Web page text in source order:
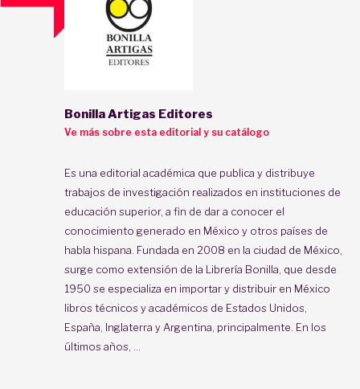
Bonilla Artigas Editores
Ve más sobre esta editorial y su catálogo
Es una editorial académica que publica y distribuye
trabajos de investigación realizados en instituciones de
educación superior, a fin de dar a conocer el
conocimiento generado en México y otros países de
habla hispana. Fundada en 2008 en la ciudad de México,
surge como extensión de la Librería Bonilla, que desde
1950 se especializa en importar y distribuir en México
libros técnicos y académicos de Estados Unidos,
España, Inglaterra y Argentina, principalmente. En los
últimos años, ...